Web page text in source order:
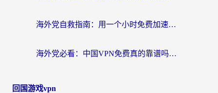
海外党自救指南：用一个小时免费加速器，轻松打破国内资源访问壁垒？
海外党必看：中国VPN免费真的靠谱吗？手把手教你选对回国加速器
回国游戏vpn